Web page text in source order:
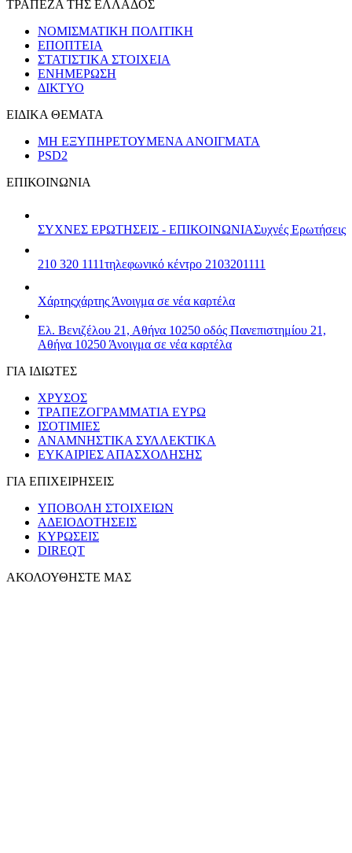
ΤΡΑΠΕΖΑ ΤΗΣ ΕΛΛΑΔΟΣ
ΝΟΜΙΣΜΑΤΙΚΗ ΠΟΛΙΤΙΚΗ
ΕΠΟΠΤΕΙΑ
ΣΤΑΤΙΣΤΙΚΑ ΣΤΟΙΧΕΙΑ
ΕΝΗΜΕΡΩΣΗ
ΔΙΚΤΥΟ
ΕΙΔΙΚΑ ΘΕΜΑΤΑ
ΜΗ ΕΞΥΠΗΡΕΤΟΥΜΕΝΑ ΑΝΟΙΓΜΑΤΑ
PSD2
ΕΠΙΚΟΙΝΩΝΙΑ
ΣΥΧΝΕΣ ΕΡΩΤΗΣΕΙΣ - ΕΠΙΚΟΙΝΩΝΙΑΣυχνές Ερωτήσεις
210 320 1111τηλεφωνικό κέντρο 2103201111
Χάρτηςχάρτης Άνοιγμα σε νέα καρτέλα
Ελ. Βενιζέλου 21, Αθήνα 10250 οδός Πανεπιστημίου 21,
Αθήνα 10250 Άνοιγμα σε νέα καρτέλα
ΓΙΑ ΙΔΙΩΤΕΣ
ΧΡΥΣΟΣ
ΤΡΑΠΕΖΟΓΡΑΜΜΑΤΙΑ ΕΥΡΩ
ΙΣΟΤΙΜΙΕΣ
ΑΝΑΜΝΗΣΤΙΚΑ ΣΥΛΛΕΚΤΙΚΑ
ΕΥΚΑΙΡΙΕΣ ΑΠΑΣΧΟΛΗΣΗΣ
ΓΙΑ ΕΠΙΧΕΙΡΗΣΕΙΣ
ΥΠΟΒΟΛΗ ΣΤΟΙΧΕΙΩΝ
ΑΔΕΙΟΔΟΤΗΣΕΙΣ
ΚΥΡΩΣΕΙΣ
DIREQT
ΑΚΟΛΟΥΘΗΣΤΕ ΜΑΣ